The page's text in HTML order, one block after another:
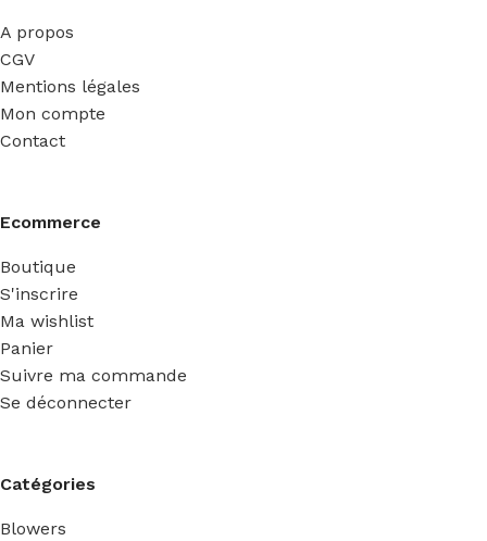
A propos
CGV
Mentions légales
Mon compte
Contact
Ecommerce
Boutique
S'inscrire
Ma wishlist
Panier
Suivre ma commande
Se déconnecter
Catégories
Blowers